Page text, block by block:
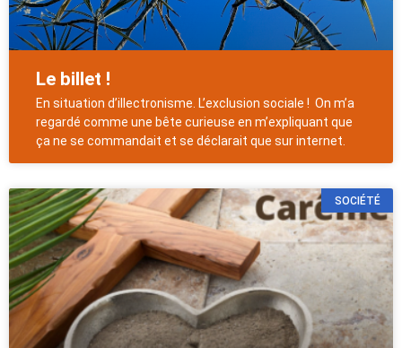
Le billet !
En situation d’illectronisme. L’exclusion sociale ! On m’a
regardé comme une bête curieuse en m’expliquant que
ça ne se commandait et se déclarait que sur internet.
SOCIÉTÉ